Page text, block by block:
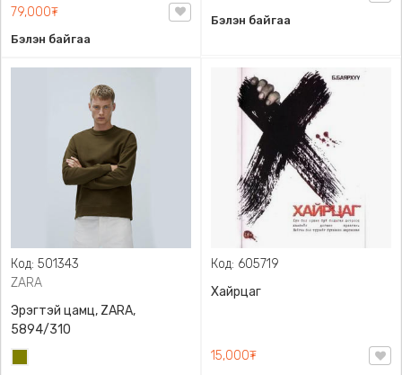
79,000₮
Бэлэн байгаа
Бэлэн байгаа
Код: 501343
ZARA
Эрэгтэй цамц, ZARA,
5894/310
Код: 605719
Хайрцаг
15,000₮